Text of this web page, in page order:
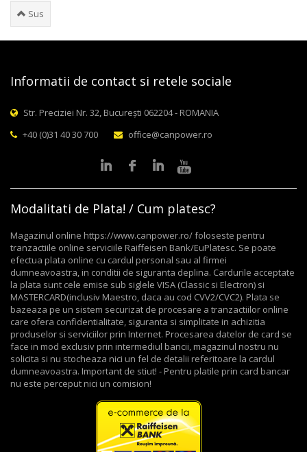
Sus
Informatii de contact si retele sociale
Str. Preciziei Nr. 32, București 062204 - ROMANIA
+40 (0)31 40 30 700
office@canpower.ro
Modalitati de Plata! / Cum platesc?
Magazinul online https://www.canpower.ro/ foloseste pentru
tranzactiile online serviciile Raiffeisen Bank/EuPlatesc. Se poate
efectua plata online cu cardul personal sau al firmei
dumneavoastra, in conditii de siguranta deplina. Cardurile acceptate
la plata sunt cele emise sub siglele VISA (Classic si Electron) si
MASTERCARD(inclusiv Maestro, daca au cod CVV2/CVC2). Plata se
bazeaza pe un sistem securizat de procesare a tranzactiilor online
care ofera confidentialitate, siguranta si simplitate in achizitia
produselor si serviciilor prin Internet. Procesarea datelor de card se
face in mod exclusiv prin intermediul bancii, magazinul nostru nu
solicita si nu stocheaza nici un fel de detalii referitoare la cardul
dumneavoastra. Important de stiut! - Pentru platile prin card bancar
nu este perceput nici un comision!